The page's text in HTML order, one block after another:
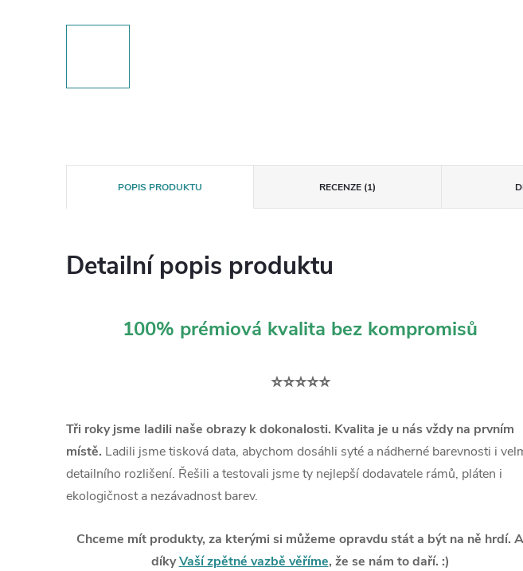
POPIS PRODUKTU RECENZE (1)
Detailní popis produktu
100% prémiová kvalita bez kompromisů
⭐⭐⭐⭐⭐
Tři roky jsme ladili naše obrazy k dokonalosti. Kvalita je u nás vždy na prvním
místě. Ladili jsme tisková data, abychom dosáhli syté a nádherné barevnosti i
detailního rozlišení. Řešili a testovali jsme ty nejlepší dodavatele rámů, pláten i
ekologičnost a nezávadnost barev.
Chceme mít produkty, za kterými si můžeme opravdu stát a být na ně hrdí. A
díkyVaší zpětné vazbě věříme, že se nám to daří. :)